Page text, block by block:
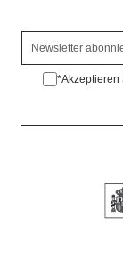
*Akzeptieren